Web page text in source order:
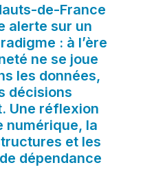
de-France
alerte sur un
: à l’ère
ne se joue
les données,
décisions
Une réflexion
numérique, la
et les
dépendance